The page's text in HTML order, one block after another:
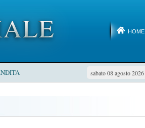
HOME
sabato 08 agosto 2026